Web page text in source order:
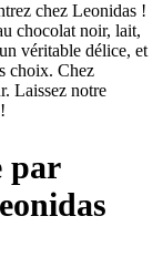
chez Leonidas !
chocolat noir, lait,
véritable délice, et
choix. Chez
Laissez notre
par